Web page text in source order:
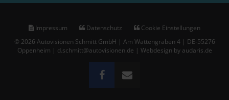
Impressum Datenschutz
Cookie Einstellungen
© 2026 Autovisionen Schmitt GmbH | Am Wattengraben 4 | DE-55276
Oppenheim | d.schmitt@autovisionen.de | Webdesign by audaris.de